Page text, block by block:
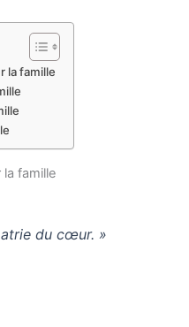
la famille
famille
du cœur. »